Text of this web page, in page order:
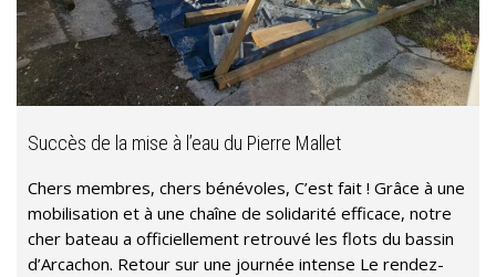
Succès de la mise à l’eau du Pierre Mallet
Chers membres, chers bénévoles, C’est fait ! Grâce à une
mobilisation et à une chaîne de solidarité efficace, notre
cher bateau a officiellement retrouvé les flots du bassin
d’Arcachon. Retour sur une journée intense Le rendez-